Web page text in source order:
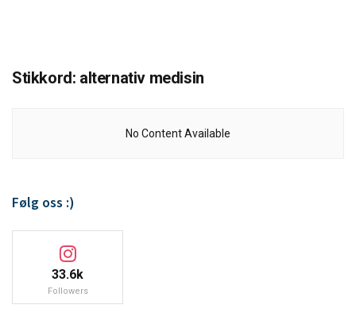
Stikkord: alternativ medisin
No Content Available
Følg oss :)
33.6k
Followers